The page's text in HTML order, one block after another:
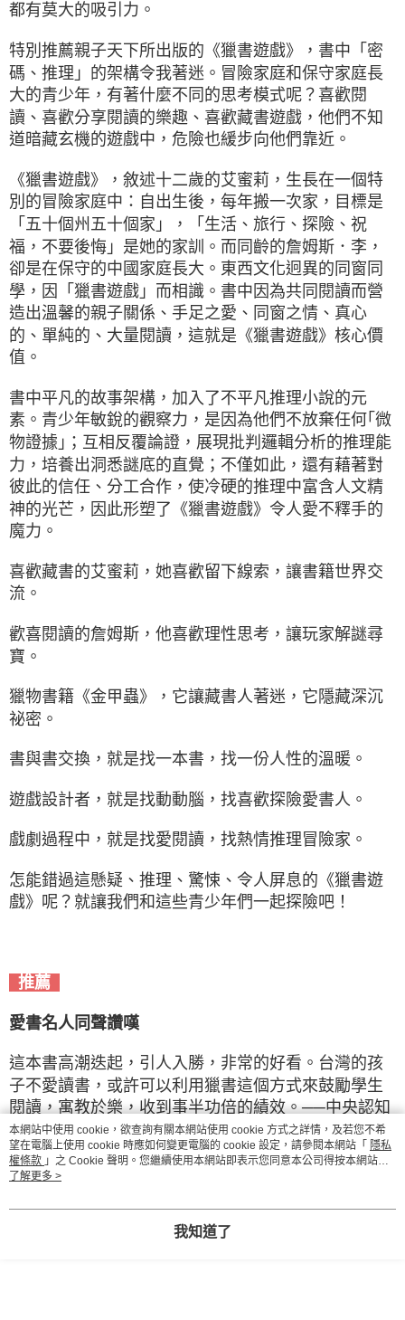
都有莫大的吸引力。
特別推薦親子天下所出版的《獵書遊戲》，書中「密
碼、推理」的架構令我著迷。冒險家庭和保守家庭長
大的青少年，有著什麼不同的思考模式呢？喜歡閱
讀、喜歡分享閱讀的樂趣、喜歡藏書遊戲，他們不知
道暗藏玄機的遊戲中，危險也緩步向他們靠近。
《獵書遊戲》，敘述十二歲的艾蜜莉，生長在一個特
別的冒險家庭中：自出生後，每年搬一次家，目標是
「五十個州五十個家」，「生活、旅行、探險、祝
福，不要後悔」是她的家訓。而同齡的詹姆斯．李，
卻是在保守的中國家庭長大。東西文化迥異的同窗同
學，因「獵書遊戲」而相識。書中因為共同閱讀而營
造出溫馨的親子關係、手足之愛、同窗之情、真心
的、單純的、大量閱讀，這就是《獵書遊戲》核心價
值。
書中平凡的故事架構，加入了不平凡推理小說的元
素。青少年敏銳的觀察力，是因為他們不放棄任何｢微
物證據｣；互相反覆論證，展現批判邏輯分析的推理能
力，培養出洞悉謎底的直覺；不僅如此，還有藉著對
彼此的信任、分工合作，使冷硬的推理中富含人文精
神的光芒，因此形塑了《獵書遊戲》令人愛不釋手的
魔力。
喜歡藏書的艾蜜莉，她喜歡留下線索，讓書籍世界交
流。
歡喜閱讀的詹姆斯，他喜歡理性思考，讓玩家解謎尋
寶。
獵物書籍《金甲蟲》，它讓藏書人著迷，它隱藏深沉
祕密。
書與書交換，就是找一本書，找一份人性的溫暖。
遊戲設計者，就是找動動腦，找喜歡探險愛書人。
戲劇過程中，就是找愛閱讀，找熱情推理冒險家。
怎能錯過這懸疑、推理、驚悚、令人屏息的《獵書遊
戲》呢？就讓我們和這些青少年們一起探險吧！
推薦
愛書名人同聲讚嘆
這本書高潮迭起，引人入勝，非常的好看。台灣的孩
子不愛讀書，或許可以利用獵書這個方式來鼓勵學生
閱讀，寓教於樂，收到事半功倍的績效。──中央認知
神經科學所教授洪蘭
一本集刺激、解疑、邏輯、判斷推裡的超級重量級巨
說「好久不見，讀你千遍也不厭倦」。──彰化縣鹿鳴
本網站中使用 cookie，欲查詢有關本網站使用 cookie 方式之詳情，及若您不希
望在電腦上使用 cookie 時應如何變更電腦的 cookie 設定，請參閱本網站「 隱私
權條款 」之 Cookie 聲明。您繼續使用本網站即表示您同意本公司得按本網站使
用條款之 Cookie 聲明使用 cookie。
了解更多 >
我知道了